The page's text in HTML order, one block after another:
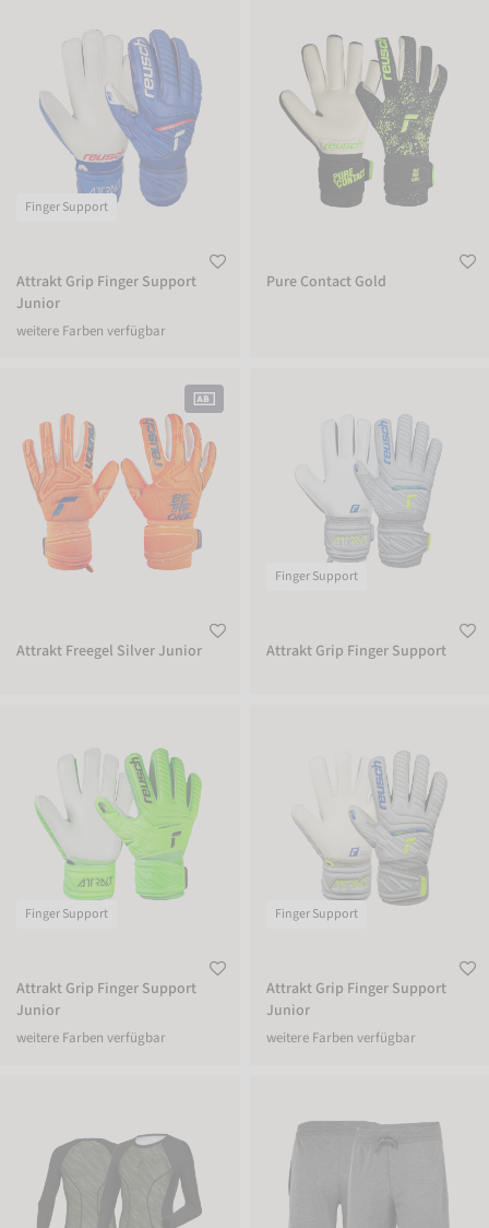
Finger Support
Attrakt Grip Finger Support
Junior
weitere Farben verfügbar
Pure Contact Gold
Attrakt Freegel Silver Junior
Finger Support
Attrakt Grip Finger Support
Finger Support
Attrakt Grip Finger Support
Junior
weitere Farben verfügbar
Finger Support
Attrakt Grip Finger Support
Junior
weitere Farben verfügbar